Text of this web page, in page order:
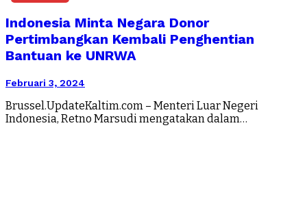
Indonesia Minta Negara Donor
Pertimbangkan Kembali Penghentian
Bantuan ke UNRWA
Februari 3, 2024
Brussel.UpdateKaltim.com – Menteri Luar Negeri
Indonesia, Retno Marsudi mengatakan dalam…